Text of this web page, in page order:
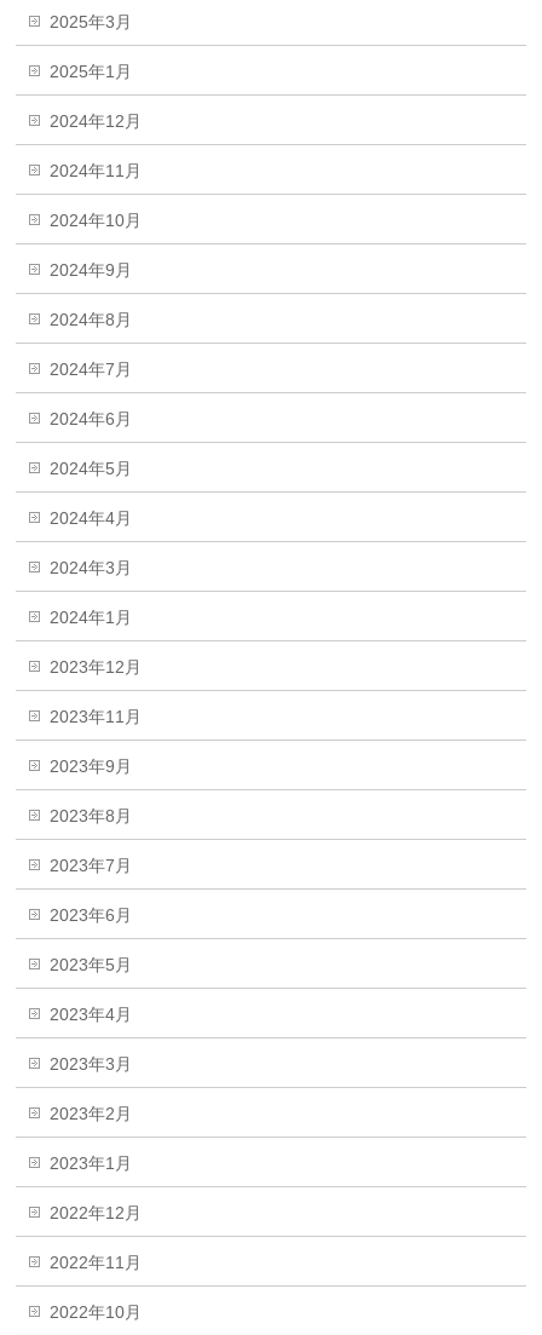
2025年3月
2025年1月
2024年12月
2024年11月
2024年10月
2024年9月
2024年8月
2024年7月
2024年6月
2024年5月
2024年4月
2024年3月
2024年1月
2023年12月
2023年11月
2023年9月
2023年8月
2023年7月
2023年6月
2023年5月
2023年4月
2023年3月
2023年2月
2023年1月
2022年12月
2022年11月
2022年10月